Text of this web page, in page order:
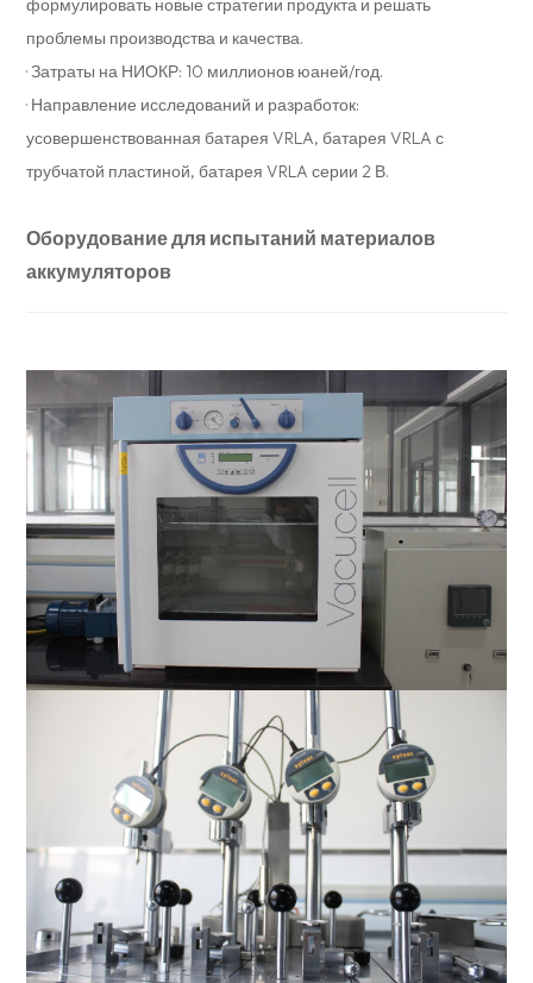
формулировать новые стратегии продукта и решать
проблемы производства и качества.
· Затраты на НИОКР: 10 миллионов юаней/год.
· Направление исследований и разработок:
усовершенствованная батарея VRLA, батарея VRLA с
трубчатой пластиной, батарея VRLA серии 2 В.
Оборудование для испытаний материалов
аккумуляторов